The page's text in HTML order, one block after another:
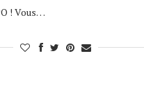
! Vous…